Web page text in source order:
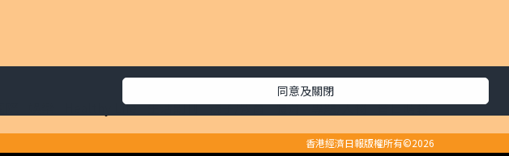
Healthy Life 生活副刊 親子/教育 體育 專題/人物 昔日晴報
香港經濟日報版權所有©2026
同意及關閉